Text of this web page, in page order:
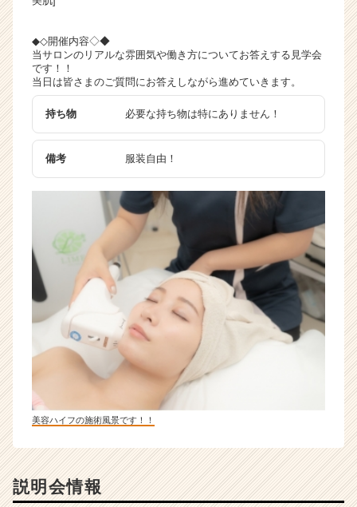
◆◇開催内容◇◆
当サロンのリアルな雰囲気や働き方についてお答えする見学会
です！！
当日は皆さまのご質問にお答えしながら進めていきます。
持ち物 必要な持ち物は特にありません！
備考 服装自由！
美容ハイフの施術風景です！！
説明会情報